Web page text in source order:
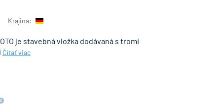
Krajina:
je stavebná vložka dodávaná s tromi
Čítať viac